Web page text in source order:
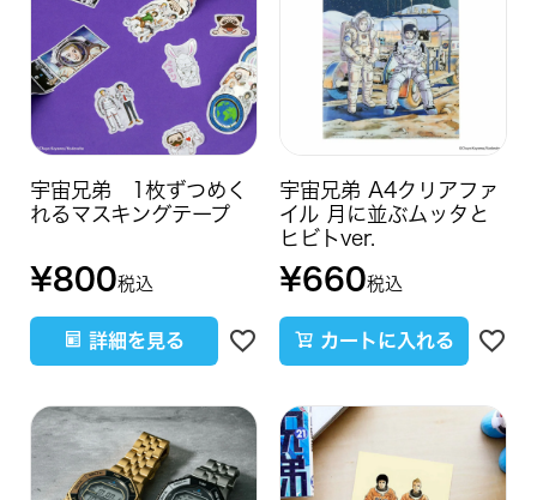
宇宙兄弟 1枚ずつめく
れるマスキングテープ
¥800税込
詳細を見る
宇宙兄弟 A4クリアファ
イル 月に並ぶムッタと
ヒビトver.
¥660税込
カートに入れる